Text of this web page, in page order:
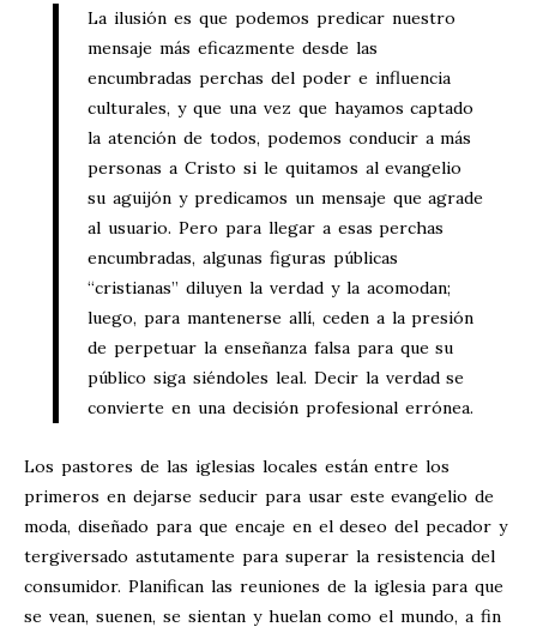
La ilusión es que podemos predicar nuestro
mensaje más eficazmente desde las
encumbradas perchas del poder e influencia
culturales, y que una vez que hayamos captado
la atención de todos, podemos conducir a más
personas a Cristo si le quitamos al evangelio
su aguijón y predicamos un mensaje que agrade
al usuario. Pero para llegar a esas perchas
encumbradas, algunas figuras públicas
“cristianas” diluyen la verdad y la acomodan;
luego, para mantenerse allí, ceden a la presión
de perpetuar la enseñanza falsa para que su
público siga siéndoles leal. Decir la verdad se
convierte en una decisión profesional errónea.
Los pastores de las iglesias locales están entre los
primeros en dejarse seducir para usar este evangelio de
moda, diseñado para que encaje en el deseo del pecador y
tergiversado astutamente para superar la resistencia del
consumidor. Planifican las reuniones de la iglesia para que
se vean, suenen, se sientan y huelan como el mundo, a fin